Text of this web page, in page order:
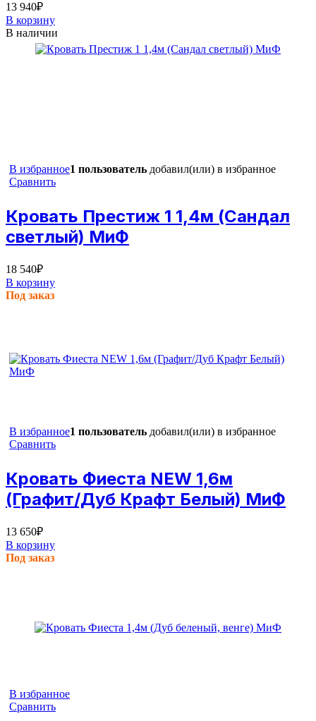
13 940₽
В корзину
В наличии
В избранное1 пользователь добавил(или) в избранное
Сравнить
Кровать Престиж 1 1,4м (Сандал
светлый) МиФ
18 540₽
В корзину
Под заказ
В избранное1 пользователь добавил(или) в избранное
Сравнить
Кровать Фиеста NEW 1,6м
(Графит/Дуб Крафт Белый) МиФ
13 650₽
В корзину
Под заказ
В избранное
Сравнить